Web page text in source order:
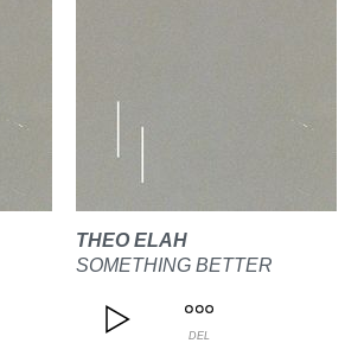
THEO ELAH
SOMETHING BETTER
DEL